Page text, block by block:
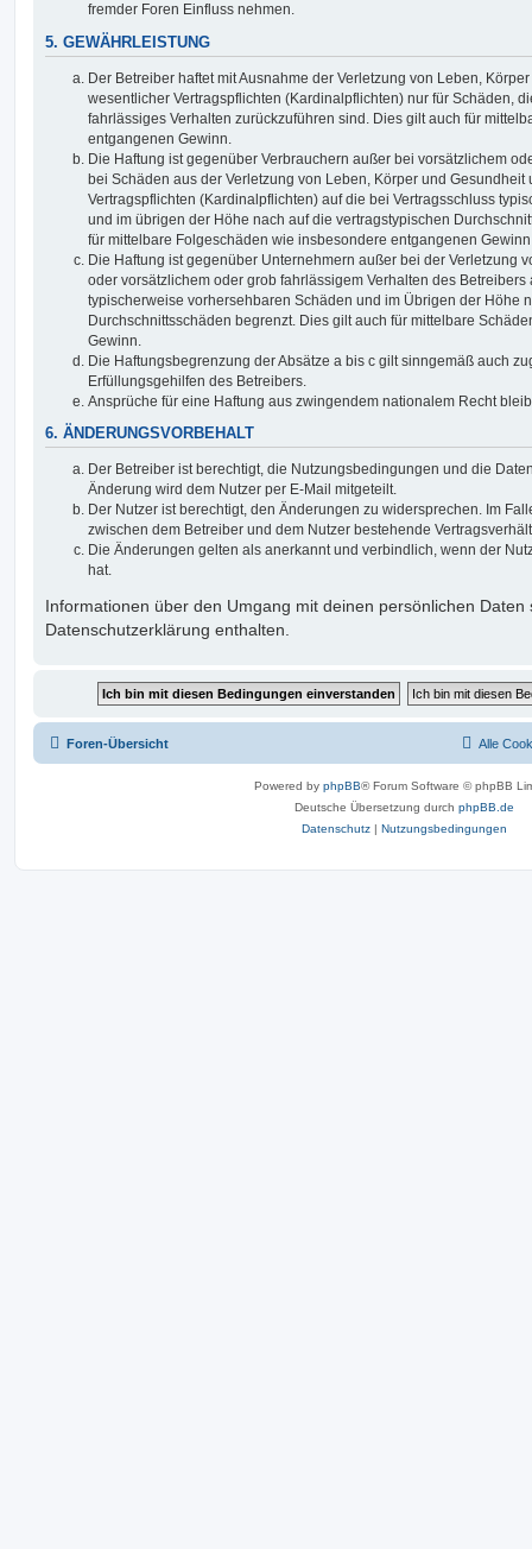
fremder Foren Einfluss nehmen.
5. GEWÄHRLEISTUNG
Der Betreiber haftet mit Ausnahme der Verletzung von Leben,
wesentlicher Vertragspflichten (Kardinalpflichten) nur für Schäden,
fahrlässiges Verhalten zurückzuführen sind. Dies gilt auch für
entgangenen Gewinn.
Die Haftung ist gegenüber Verbrauchern außer bei vorsätzlichem
bei Schäden aus der Verletzung von Leben, Körper und
Vertragspflichten (Kardinalpflichten) auf die bei Vertragsschluss
und im übrigen der Höhe nach auf die vertragstypischen
für mittelbare Folgeschäden wie insbesondere entgangenen
Die Haftung ist gegenüber Unternehmern außer bei der Verletzung
oder vorsätzlichem oder grob fahrlässigem Verhalten des Betreibers
typischerweise vorhersehbaren Schäden und im Übrigen der Höhe
Durchschnittsschäden begrenzt. Dies gilt auch für mittelbare
Gewinn.
Die Haftungsbegrenzung der Absätze a bis c gilt sinngemäß auch
Erfüllungsgehilfen des Betreibers.
Ansprüche für eine Haftung aus zwingendem nationalem Recht
6. ÄNDERUNGSVORBEHALT
Der Betreiber ist berechtigt, die Nutzungsbedingungen und die
Änderung wird dem Nutzer per E-Mail mitgeteilt.
Der Nutzer ist berechtigt, den Änderungen zu widersprechen. Im
zwischen dem Betreiber und dem Nutzer bestehende
Die Änderungen gelten als anerkannt und verbindlich, wenn der
hat.
Informationen über den Umgang mit deinen persönlichen Daten
Datenschutzerklärung enthalten.
Foren-Übersicht Alle
Powered by phpBB® Forum Software © phpBB
Deutsche Übersetzung durch phpBB.de
Datenschutz | Nutzungsbedingungen